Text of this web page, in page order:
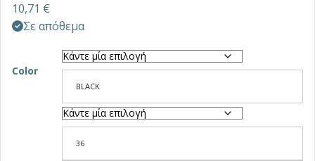
10,71 €
Σε απόθεμα
Color
BLACK
36